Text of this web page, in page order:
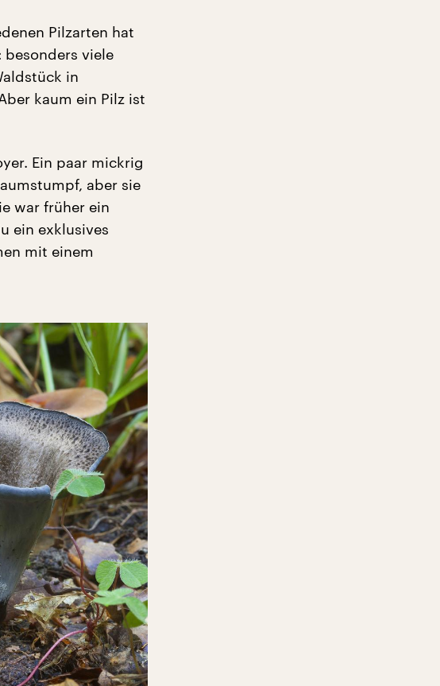
Pilzarten hat
besonders viele
in
kaum ein Pilz ist
Ein paar mickrig
aber sie
war früher ein
ein exklusives
mit einem